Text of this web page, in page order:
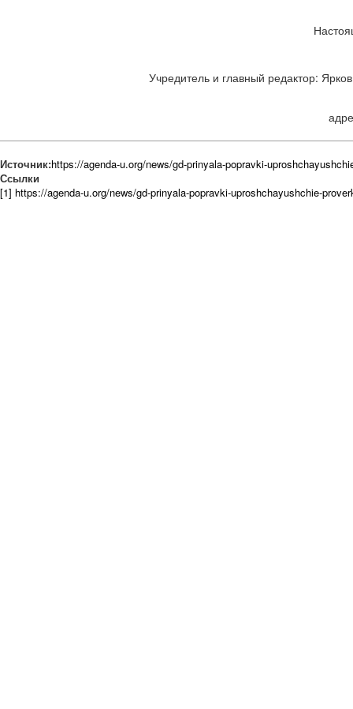
Учредитель и главный редактор:
Источник:https://agenda-u.org/news/gd-prinyala-popravki-
Ссылки
[1] https://agenda-u.org/news/gd-prinyala-popravki-uproshchayushchie-